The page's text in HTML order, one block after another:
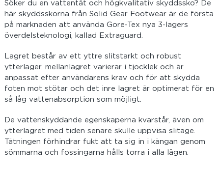
Söker du en vattentät och högkvalitativ skyddssko? De
här skyddsskorna från Solid Gear Footwear är de första
på marknaden att använda Gore-Tex nya 3-lagers
överdelsteknologi, kallad Extraguard.
Lagret består av ett yttre slitstarkt och robust
ytterlager, mellanlagret varierar i tjocklek och är
anpassat efter användarens krav och för att skydda
foten mot stötar och det inre lagret är optimerat för en
så låg vattenabsorption som möjligt.
De vattenskyddande egenskaperna kvarstår, även om
ytterlagret med tiden senare skulle uppvisa slitage.
Tätningen förhindrar fukt att ta sig in i kängan genom
sömmarna och fossingarna hålls torra i alla lägen.